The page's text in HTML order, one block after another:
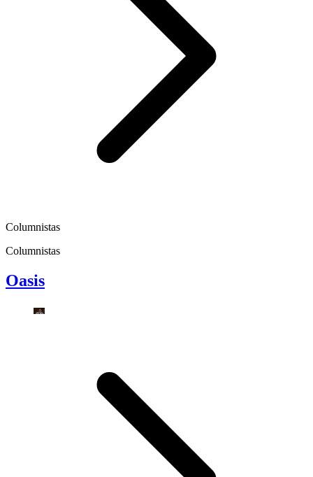
Columnistas
Columnistas
Oasis